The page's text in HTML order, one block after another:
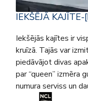
IEKŠĒJĀ KAJĪTE-
Iekšējās kajītes ir
kruīzā. Tajās var
piedāvājot divas
par “queen” izmēra
numura serviss un